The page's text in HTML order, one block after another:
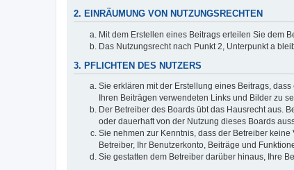
2. EINRÄUMUNG VON NUTZUNGSRECHTEN
Mit dem Erstellen eines Beitrags erteilen Sie dem
Das Nutzungsrecht nach Punkt 2, Unterpunkt a
3. PFLICHTEN DES NUTZERS
Sie erklären mit der Erstellung eines Beitrags,
Ihren Beiträgen verwendeten Links und Bilder zu
Der Betreiber des Boards übt das Hausrecht aus.
oder dauerhaft von der Nutzung dieses Boards
Sie nehmen zur Kenntnis, dass der Betreiber
Betreiber, Ihr Benutzerkonto, Beiträge und
Sie gestatten dem Betreiber darüber hinaus, Ihre